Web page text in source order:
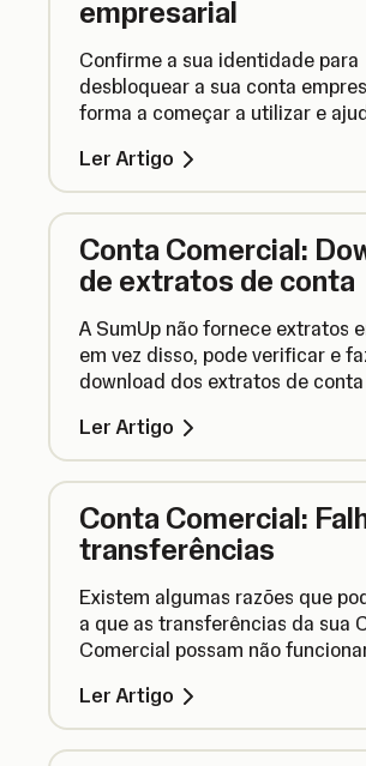
empresarial
Confirme a sua identidade para
desbloquear a sua conta
forma a começar a utilizar e
Ler Artigo
Conta Comercial:
de extratos de conta
A SumUp não fornece extratos
em vez disso, pode verificar e
download dos extratos de conta
do ambiente.
Ler Artigo
Conta Comercial:
transferências
Existem algumas razões que
a que as transferências da sua
Comercial possam não
transferências falhem e o que
em relação a isso.
Ler Artigo